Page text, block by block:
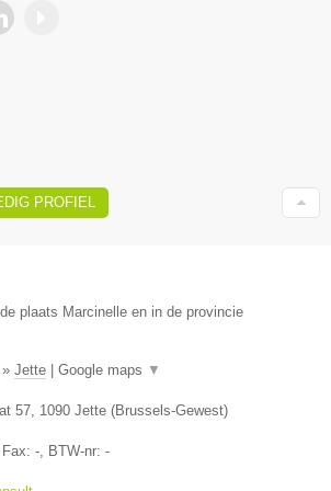
PROFIEL
plaats Marcinelle en in de provincie
» Jette | Google maps ▼
57 1090 Jette (Brussels-Gewest)
, Fax: - , BTW-nr: -